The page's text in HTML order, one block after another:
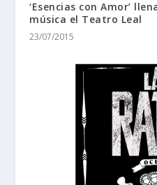
‘Esencias con Amor’
música el Teatro Leal
23/07/2015